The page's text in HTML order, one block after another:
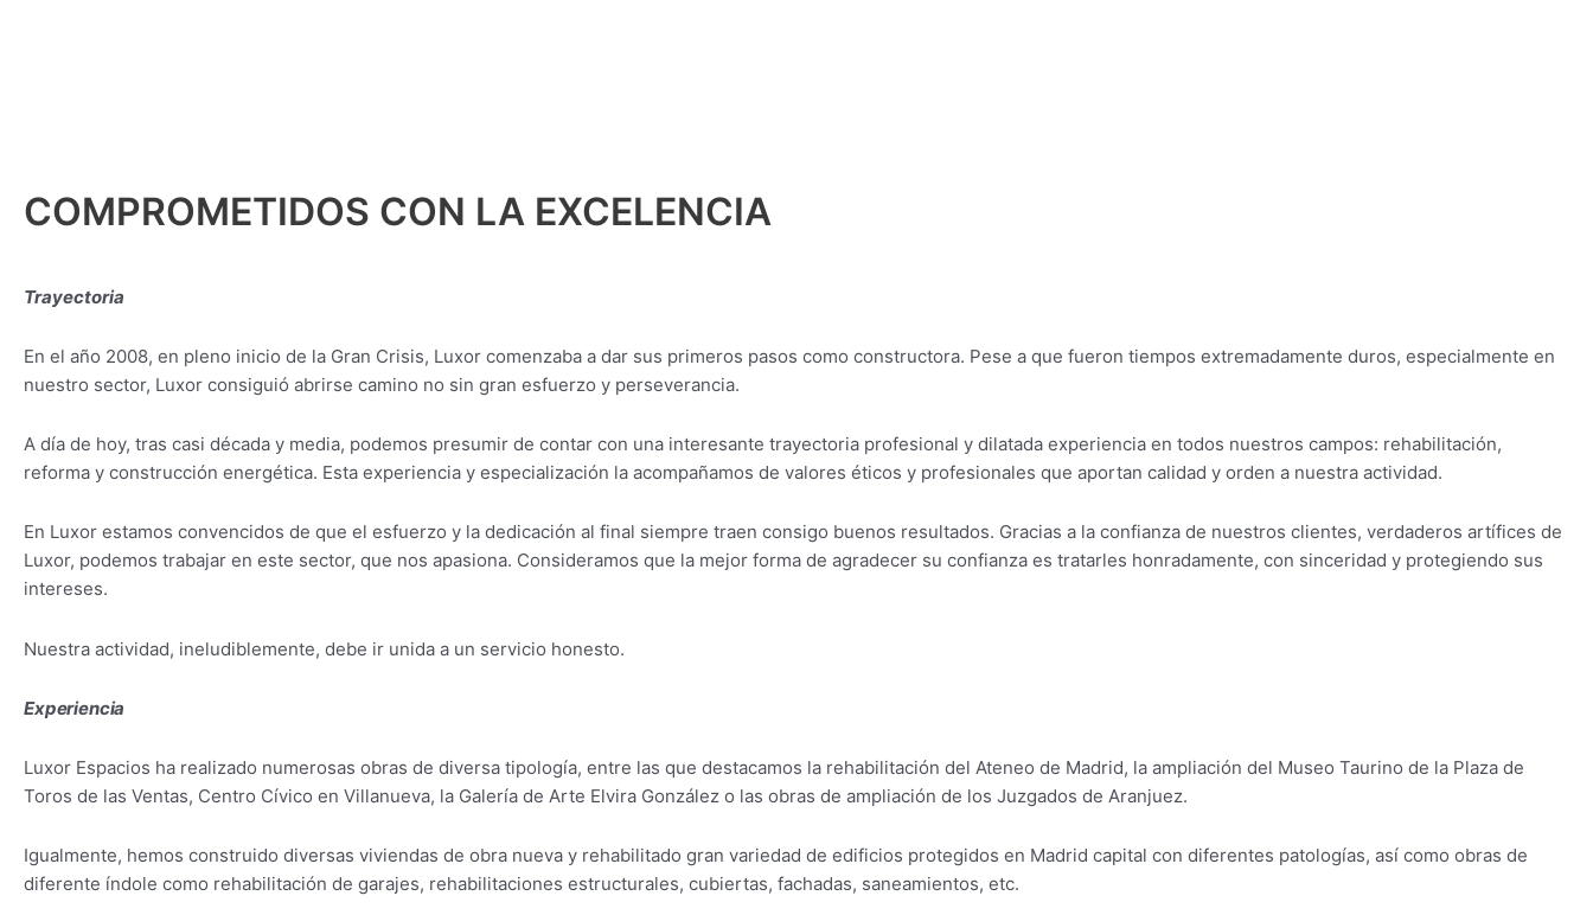
COMPROMETIDOS CON LA EXCELENCIA
Trayectoria
En el año 2008, en pleno inicio de la Gran Crisis, Luxor comenzaba a dar sus primeros pasos como constructora. Pese a que fueron tiempos extremadamente duros, especialmente en
nuestro sector, Luxor consiguió abrirse camino no sin gran esfuerzo y perseverancia.
A día de hoy, tras casi década y media, podemos presumir de contar con una interesante trayectoria profesional y dilatada experiencia en todos nuestros campos: rehabilitación,
reforma y construcción energética. Esta experiencia y especialización la acompañamos de valores éticos y profesionales que aportan calidad y orden a nuestra actividad.
En Luxor estamos convencidos de que el esfuerzo y la dedicación al final siempre traen consigo buenos resultados. Gracias a la confianza de nuestros clientes, verdaderos artífices de
Luxor, podemos trabajar en este sector, que nos apasiona. Consideramos que la mejor forma de agradecer su confianza es tratarles honradamente, con sinceridad y protegiendo sus
intereses.
Nuestra actividad, ineludiblemente, debe ir unida a un servicio honesto.
Experiencia
Luxor Espacios ha realizado numerosas obras de diversa tipología, entre las que destacamos la rehabilitación del Ateneo de Madrid, la ampliación del Museo Taurino de la Plaza de
Toros de las Ventas, Centro Cívico en Villanueva, la Galería de Arte Elvira González o las obras de ampliación de los Juzgados de Aranjuez.
Igualmente, hemos construido diversas viviendas de obra nueva y rehabilitado gran variedad de edificios protegidos en Madrid capital con diferentes patologías, así como obras de
diferente índole como rehabilitación de garajes, rehabilitaciones estructurales, cubiertas, fachadas, saneamientos, etc.